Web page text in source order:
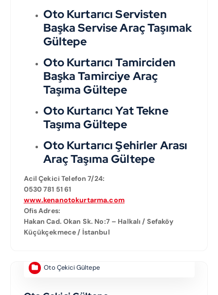
Oto Kurtarıcı Servisten
Başka Servise Araç Taşımak
Gültepe
Oto Kurtarıcı Tamirciden
Başka Tamirciye Araç
Taşıma Gültepe
Oto Kurtarıcı Yat Tekne
Taşıma Gültepe
Oto Kurtarıcı Şehirler Arası
Araç Taşıma Gültepe
Acil Çekici Telefon 7/24:
0530 781 51 61
www.kenanotokurtarma.com
Ofis Adres:
Hakan Cad. Okan Sk. No:7 – Halkalı / Sefaköy
Küçükçekmece / İstanbul
Oto Çekici Gültepe